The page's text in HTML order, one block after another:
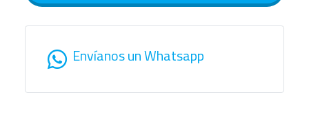
Envíanos un Whatsapp